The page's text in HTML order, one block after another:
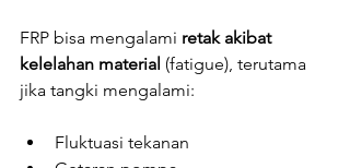
FRP bisa mengalami retak akibat
kelelahan material (fatigue), terutama
jika tangki mengalami:
Fluktuasi tekanan